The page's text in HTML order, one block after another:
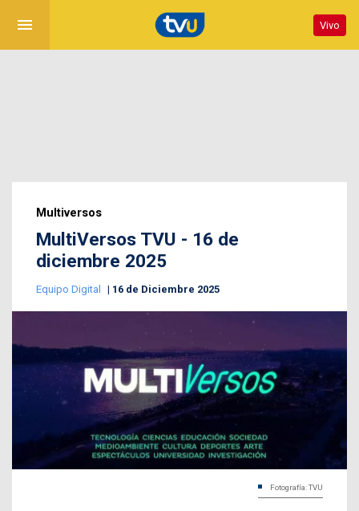
menu Vivo
Multiversos
MultiVersos TVU - 16 de
diciembre 2025
Equipo Digital 16 de Diciembre 2025
Fotografía: TVU